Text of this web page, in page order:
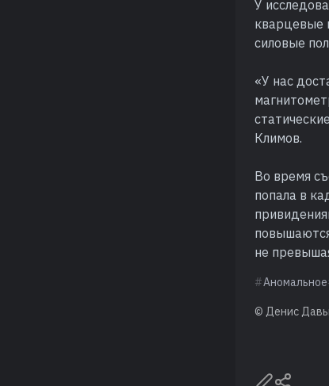
У
кварцевые
силовые
«У нас
Климов.
Во время
попала в
не
Аномальное
© Денис